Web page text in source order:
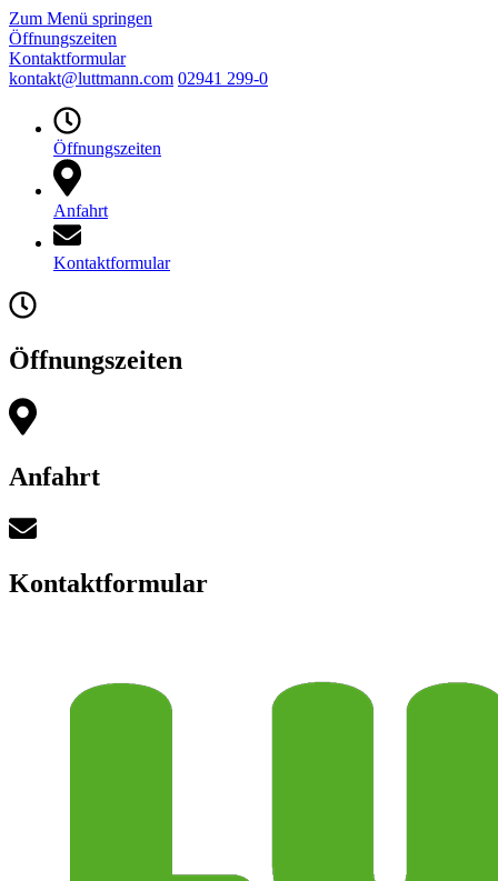
Zum Menü springen
Öffnungszeiten
Kontaktformular
kontakt@luttmann.com 02941 299-0
Öffnungszeiten
Anfahrt
Kontaktformular
Öffnungszeiten
Anfahrt
Kontaktformular